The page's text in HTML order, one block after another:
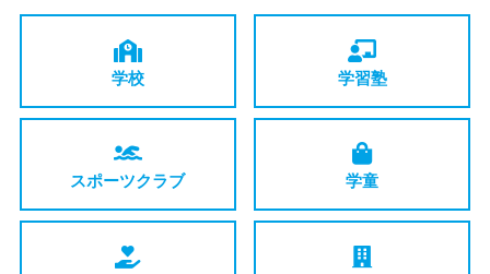
学校 学習塾
スポーツクラブ 学童